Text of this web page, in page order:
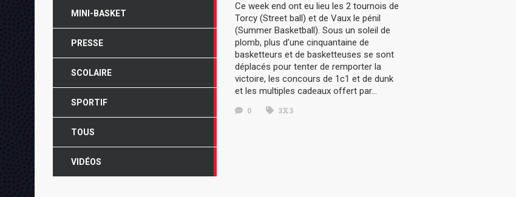
Ce week end ont eu lieu les 2 tournois de
Torcy (Street ball) et de Vaux le pénil
(Summer Basketball). Sous un soleil de
plomb, plus d’une cinquantaine de
basketteurs et de basketteuses se sont
déplacés pour tenter de remporter la
victoire, les concours de 1c1 et de dunk
et les multiples cadeaux offert par…
0 3X3
MINI-BASKET
PRESSE
SCOLAIRE
SPORTIF
TOUS
VIDÉOS